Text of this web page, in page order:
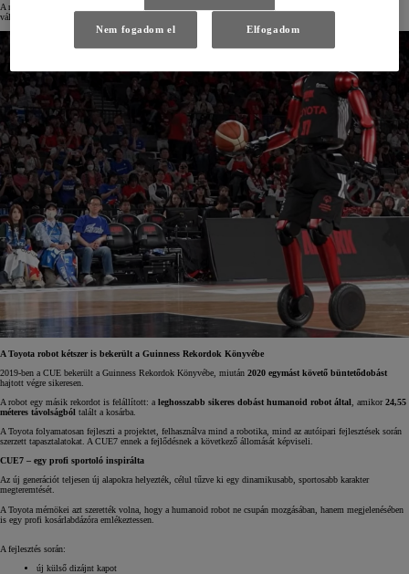
A robot különösen a rendkívül pontos kosárra dobásairól és a fejlett távolság- és röppályaelemző rendszeréről
vált ismertté.
A Toyota robot kétszer is bekerült a Guinness Rekordok Könyvébe
2019-ben a CUE bekerült a Guinness Rekordok Könyvébe, miután 2020 egymást követő büntetődobást
hajtott végre sikeresen.
A robot egy másik rekordot is felállított: a leghosszabb sikeres dobást humanoid robot által , amikor24,55
méteres távolságból talált a kosárba.
A Toyota folyamatosan fejleszti a projektet, felhasználva mind a robotika, mind az autóipari fejlesztések során
szerzett tapasztalatokat. A CUE7 ennek a fejlődésnek a következő állomását képviseli.
CUE7 – egy profi sportoló inspirálta
Az új generációt teljesen új alapokra helyezték, célul tűzve ki egy dinamikusabb, sportosabb karakter
megteremtését.
A Toyota mérnökei azt szerették volna, hogy a humanoid robot ne csupán mozgásában, hanem megjelenésében
is egy profi kosárlabdázóra emlékeztessen.
A fejlesztés során:
új külső dizájnt kapot
Nem fogadom el Elfogadom